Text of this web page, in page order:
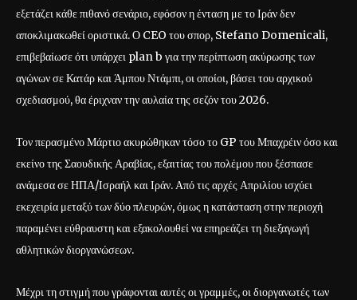
εξετάζει κάθε πιθανό σενάριο, εφόσον η ένταση με το Ιράν δεν
αποκλιμακωθεί οριστικά. Ο CEO του σπορ, Stefano Domenicali,
επιβεβαίωσε ότι υπάρχει plan b για την περίπτωση ακύρωσης των
αγώνων σε Κατάρ και Άμπου Ντάμπι, οι οποίοι, βάσει του αρχικού
σχεδιασμού, θα έριχναν την αυλαία της σεζόν του 2026.
Τον περασμένο Μάρτιο ακυρώθηκαν τόσο το GP του Μπαχρέιν όσο και
εκείνο της Σαουδικής Αραβίας, εξαιτίας του πολέμου που ξέσπασε
ανάμεσα σε ΗΠΑ/Ισραήλ και Ιράν. Από τις αρχές Απριλίου ισχύει
εκεχειρία μεταξύ των δύο πλευρών, όμως η κατάσταση στην περιοχή
παραμένει εύθραυστη και εξακολουθεί να επηρεάζει τη διεξαγωγή
αθλητικών διοργανώσεων.
Μέχρι τη στιγμή που γράφονται αυτές οι γραμμές, οι διοργανωτές των